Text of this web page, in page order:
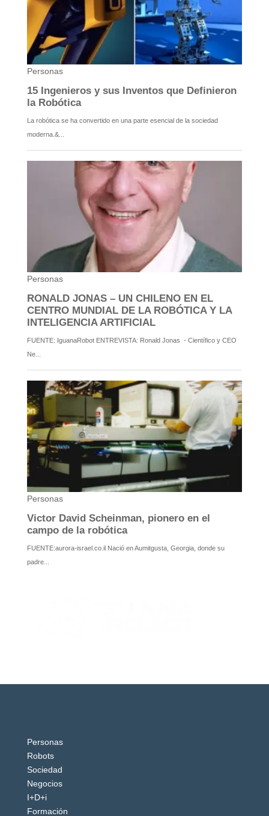
Personas
Robots
Sociedad
Negocios
I+D+i
Formación